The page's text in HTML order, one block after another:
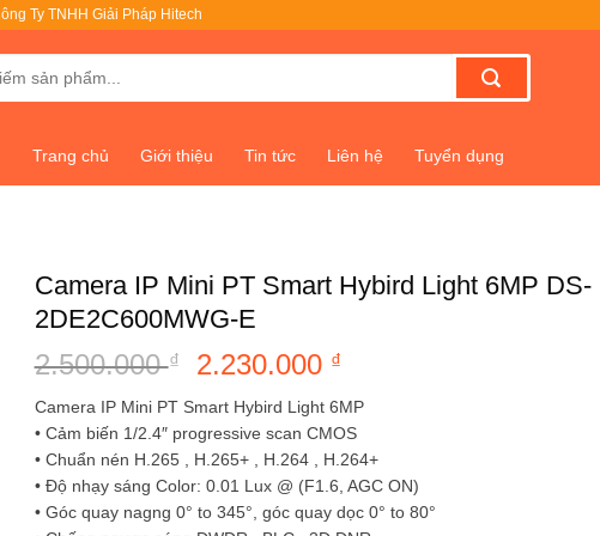
Ty TNHH Giải Pháp Hitech
Trang chủ Giới thiệu Tin tức Liên hệ Tuyển dụng
Camera IP Mini PT Smart Hybird Light 6MP DS-
2DE2C600MWG-E
2.500.000₫
Giá
gốc
là:
2.500.000 ₫.
2.230.000 ₫
hiện
tại
là:
2.230.000 ₫.
Camera IP Mini PT Smart Hybird Light 6MP
• Cảm biến 1/2.4″ progressive scan CMOS
• Chuẩn nén H.265 , H.265+ , H.264 , H.264+
• Độ nhạy sáng Color: 0.01 Lux @ (F1.6, AGC ON)
• Góc quay nagng 0° to 345°, góc quay dọc 0° to 80°